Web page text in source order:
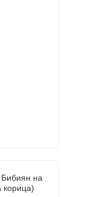
на
корица)